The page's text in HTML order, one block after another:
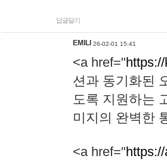
답글달기
EMILI 26-02-01 15:41
<a href="
션과 동기화된
도록 지원하는
미지의 완벽한
<a href="